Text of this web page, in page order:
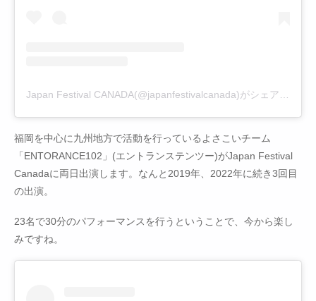
福岡を中心に九州地方で活動を行っているよさこいチーム
「ENTORANCE102」(エントランステンツー)がJapan Festival
Canadaに両日出演します。なんと2019年、2022年に続き3回目
の出演。
23名で30分のパフォーマンスを行うということで、今から楽し
みですね。